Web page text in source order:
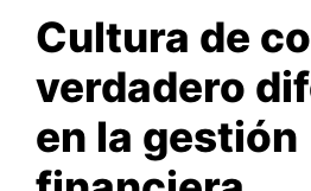
Cultura de
verdadero
en la gestión